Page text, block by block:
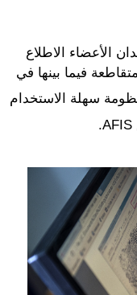
الأعضاء الاطلاع
فيما بينها في
سهلة الاستخدام